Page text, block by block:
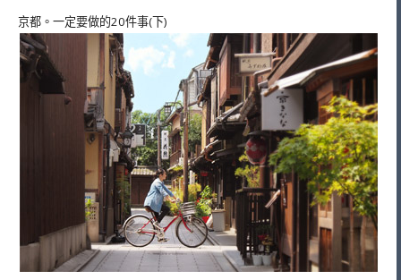
京都。一定要做的20件事(下)